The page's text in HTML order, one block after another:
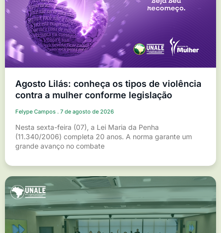
Agosto Lilás: conheça os tipos de violência
contra a mulher conforme legislação
Felype Campos 7 de agosto de 2026
Nesta sexta-feira (07), a Lei Maria da Penha
(11.340/2006) completa 20 anos. A norma garante um
grande avanço no combate